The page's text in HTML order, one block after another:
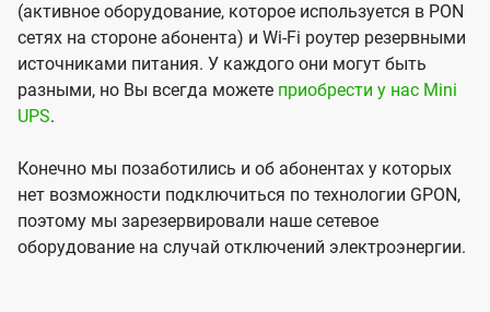
(активное оборудование, которое используется в PON
сетях на стороне абонента) и Wi-Fi роутер резервными
источниками питания. У каждого они могут быть
разными, но Вы всегда можете приобрести у нас Mini
UPS.
Конечно мы позаботились и об абонентах у которых
нет возможности подключиться по технологии GPON,
поэтому мы зарезервировали наше сетевое
оборудование на случай отключений электроэнергии.